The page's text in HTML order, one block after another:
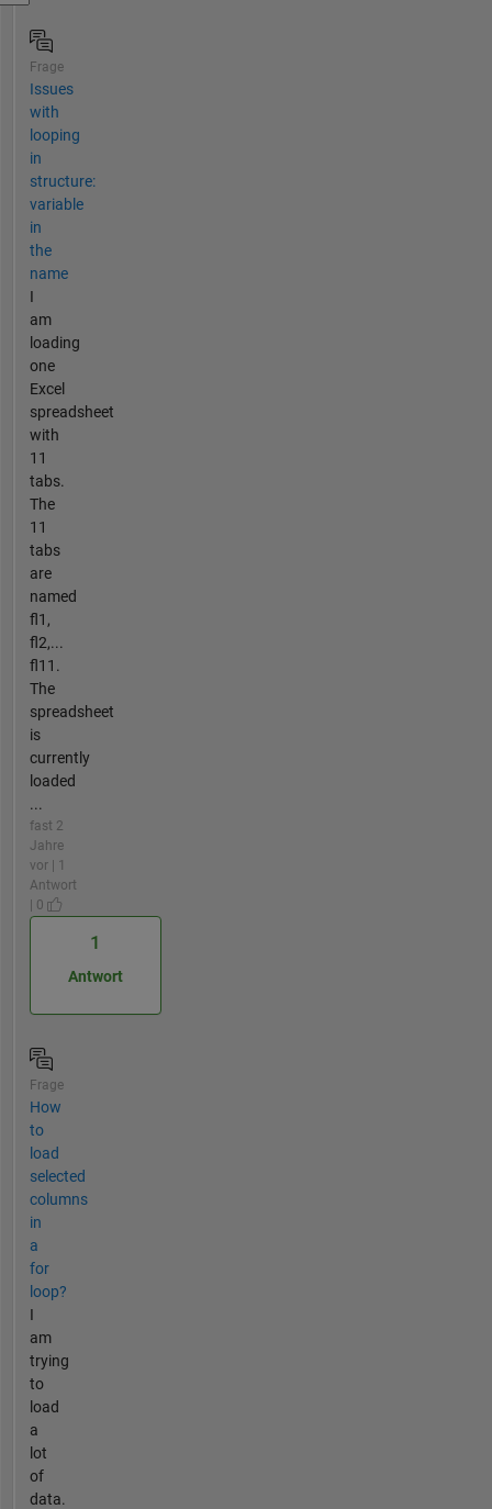
Frage
Issues
with
looping
in
structure:
variable
in
the
name
I
am
loading
one
Excel
spreadsheet
with
11
tabs.
The
11
tabs
are
named
fl1,
fl2,...
fl11.
The
spreadsheet
is
currently
loaded
...
fast 2
Jahre
vor | 1
Antwort
| 0
1
Antwort
Frage
How
to
load
selected
columns
in
a
for
loop?
I
am
trying
to
load
a
lot
of
data.